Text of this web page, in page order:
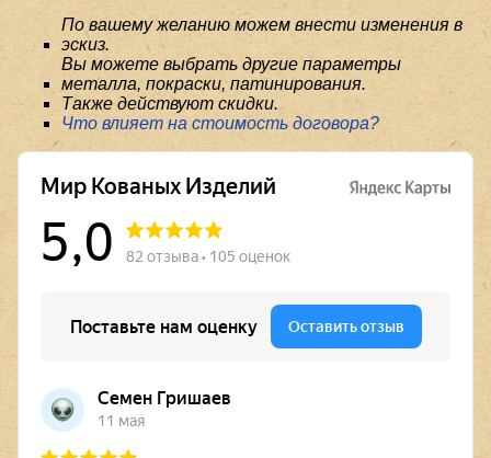
По вашему желанию можем внести изменения в
эскиз.
Вы можете выбрать другие параметры
металла, покраски, патинирования.
Также действуют скидки.
Что влияет на стоимость договора?